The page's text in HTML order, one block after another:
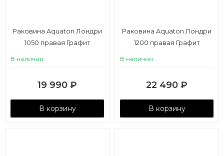
Раковина Aquaton Лондри
1050 правая Графит
В наличии
19 990 ₽
В корзину
Раковина Aquaton Лондри
1200 правая Графит
В наличии
22 490 ₽
В корзину